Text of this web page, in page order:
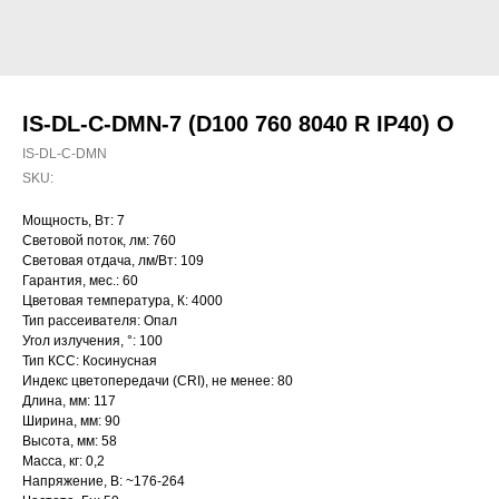
IS-DL-C-DMN-7 (D100 760 8040 R IP40) O
IS-DL-C-DMN
SKU:
Мощность, Вт: 7
Световой поток, лм: 760
Световая отдача, лм/Вт: 109
Гарантия, мес.: 60
Цветовая температура, К: 4000
Тип рассеивателя: Опал
Угол излучения, °: 100
Тип КСС: Косинусная
Индекс цветопередачи (CRI), не менее: 80
Длина, мм: 117
Ширина, мм: 90
Высота, мм: 58
Масса, кг: 0,2
Напряжение, В: ~176-264